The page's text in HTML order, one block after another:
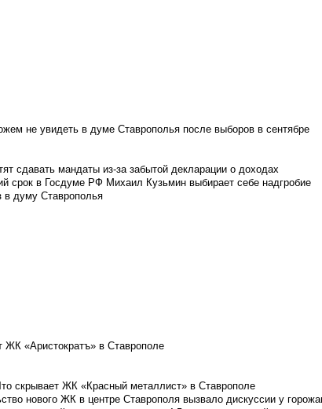
не увидеть в думе Ставрополья после выборов в сентябре
сдавать мандаты из-за забытой декларации о доходах
срок в Госдуме РФ Михаил Кузьмин выбирает себе надгробие
в думу Ставрополья
ЖК «Аристократъ» в Ставрополе
скрывает ЖК «Красный металлист» в Ставрополе
нового ЖК в центре Ставрополя вызвало дискуссии у